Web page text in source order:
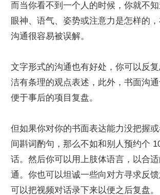
而当你看不到一个人的时候，你就不知
眼神、语气、姿势或注意力是怎样的，
沟通很容易被误解。
文字形式的沟通也有好处，你可以反
洁有条理的观点表述，此外，书面沟通
便于事后的项目复盘。
但如果你对你的书面表达能力没把握
间斟词酌句，那么不如和别人预约个
话。然后你可以用上肢体语言，以合
通。你也可以坦诚一些向对方寻求反
可以把视频对话录下来以便之后复盘。